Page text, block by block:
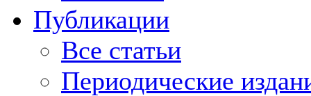
Публикации
Все статьи
Периодические